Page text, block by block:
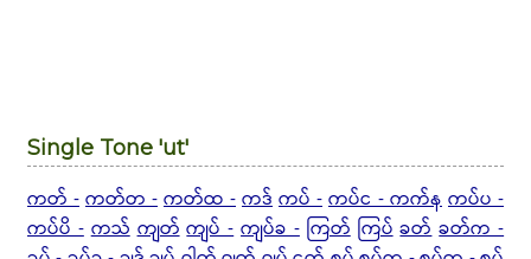
Single Tone 'ut'
ကတ် - ကတ်တ - ကတ်ထ - ကဒ် ကပ် - ကပ်င - ကက်န ကပ်ပ -
ကပ်ပိ - ကသ် ကျတ် ကျပ် - ကျပ်ခ - ကြတ် ကြပ် ခတ် ခတ်က -